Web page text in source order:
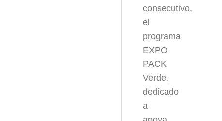
consecutivo,
el
programa
EXPO
PACK
Verde,
dedicado
a